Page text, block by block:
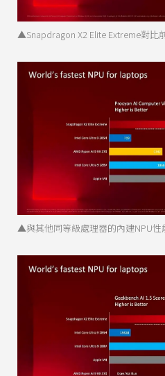
▲Snapdragon X2 Elite Extreme對比
▲與其他同等級處理器的內建NPU性